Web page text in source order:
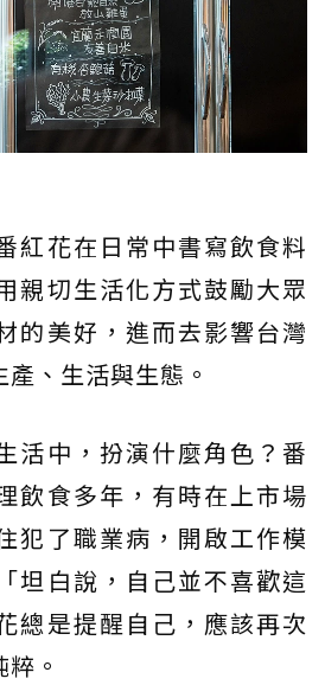
紅花在日常中書寫飲食料
親切生活化方式鼓勵大眾
的美好，進而去影響台灣
、生活與生態。
活中，扮演什麼角色？番
飲食多年，有時在上市場
犯了職業病，開啟工作模
坦白說，自己並不喜歡這
總是提醒自己，應該再次
。